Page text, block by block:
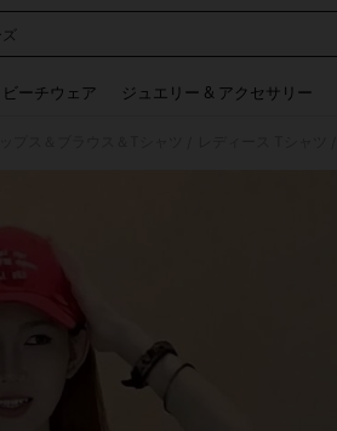
ズ
ビーチウェア ジュエリー & アクセサリー